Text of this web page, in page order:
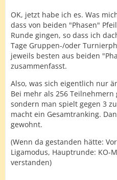
OK, jetzt habe ich es. Was
dass von beiden "Phasen"
Runde gingen, so dass ich
Tage Gruppen-/oder
jeweils besten aus beiden
zusammenfasst.
Also, was sich eigentlich nur
Bei mehr als 256
sondern man spielt gegen 3
macht ein Gesamtranking.
gewohnt.
(Wenn da gestanden hätte:
Ligamodus, Hauptrunde: KO-
verstanden)